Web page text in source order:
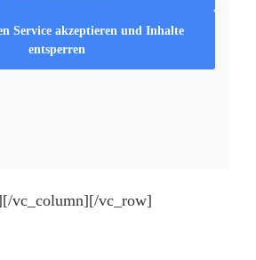
Service akzeptieren und Inhalte
entsperren
vc_column][/vc_row]